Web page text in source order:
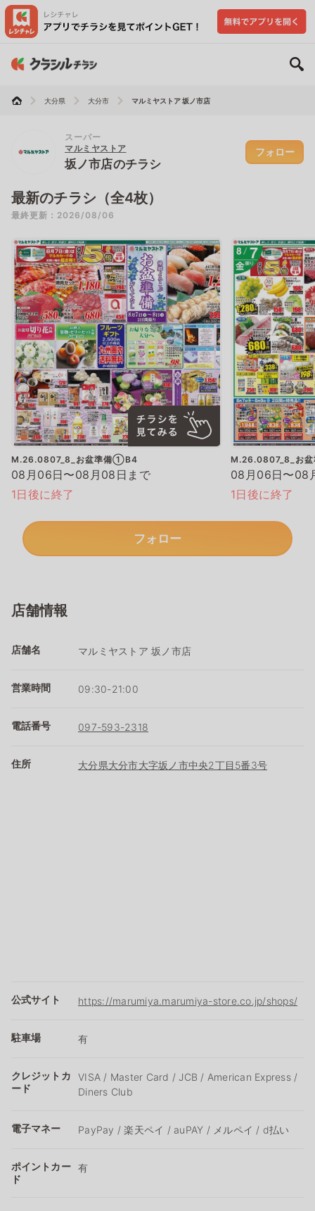
大分県 大分市 マルミヤストア 坂ノ市店
スーパー
マルミヤストア
坂ノ市店のチラシ
フォロー
最新のチラシ（全4枚）
最終更新：2026/08/06
M.26.0807_8_お盆準備①B4
08月06日〜08月08日まで
1日後に終了
M.26.0807_8_お
08月06日〜08
1日後に終了
フォロー
店舗情報
店舗名 マルミヤストア 坂ノ市店
営業時間 09:30-21:00
電話番号 097-593-2318
住所 大分県大分市大字坂ノ市中央2丁目5番3号
公式サイト https://marumiya.marumiya-store.co.jp/shops/
駐車場 有
クレジットカ
ード
VISA / Master Card / JCB / American Express /
Diners Club
電子マネー PayPay / 楽天ペイ / auPAY / メルペイ / d払い
ポイントカー
ド
有